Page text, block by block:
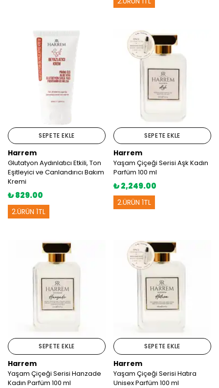
SEPETE EKLE
Harrem
Glutatyon Aydınlatıcı Etkili, Ton
Eşitleyici ve Canlandırıcı Bakım
Kremi
₺ 829.00
2.ÜRÜN 1TL
SEPETE EKLE
Harrem
Yaşam Çiçeği Serisi Aşk Kadın
Parfüm 100 ml
₺ 2,249.00
2.ÜRÜN 1TL
SEPETE EKLE
Harrem
Yaşam Çiçeği Serisi Hanzade
Kadın Parfüm 100 ml
SEPETE EKLE
Harrem
Yaşam Çiçeği Serisi Hatıra
Unisex Parfüm 100 ml